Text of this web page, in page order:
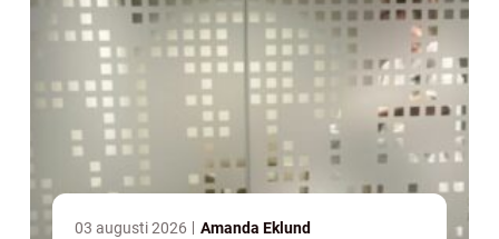
03 augusti 2026 Amanda Eklund